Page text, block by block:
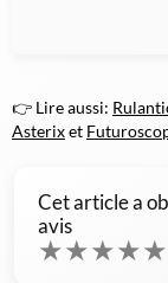
👉 Lire aussi:
Asterixet
Cet article a
avis
★★★★★